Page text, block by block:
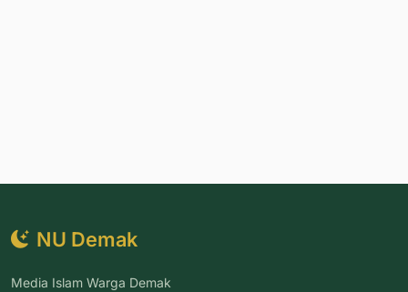
NU Demak
Media Islam Warga Demak